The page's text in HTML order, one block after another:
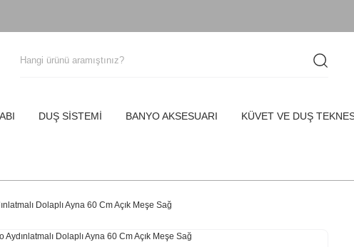
DUŞ SİSTEMİ BANYO AKSESUARI KÜVET VE DUŞ
Dolaplı Ayna 60 Cm Açık Meşe Sağ